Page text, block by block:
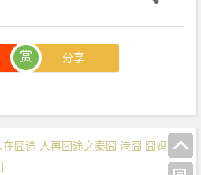
赏 分享
囧途 人再囧途之泰囧 港囧 囧妈